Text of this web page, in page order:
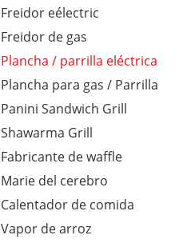
Freidor eélectric
Freidor de gas
Plancha / parrilla eléctrica
Plancha para gas / Parrilla
Panini Sandwich Grill
Shawarma Grill
Fabricante de waffle
Marie del cerebro
Calentador de comida
Vapor de arroz